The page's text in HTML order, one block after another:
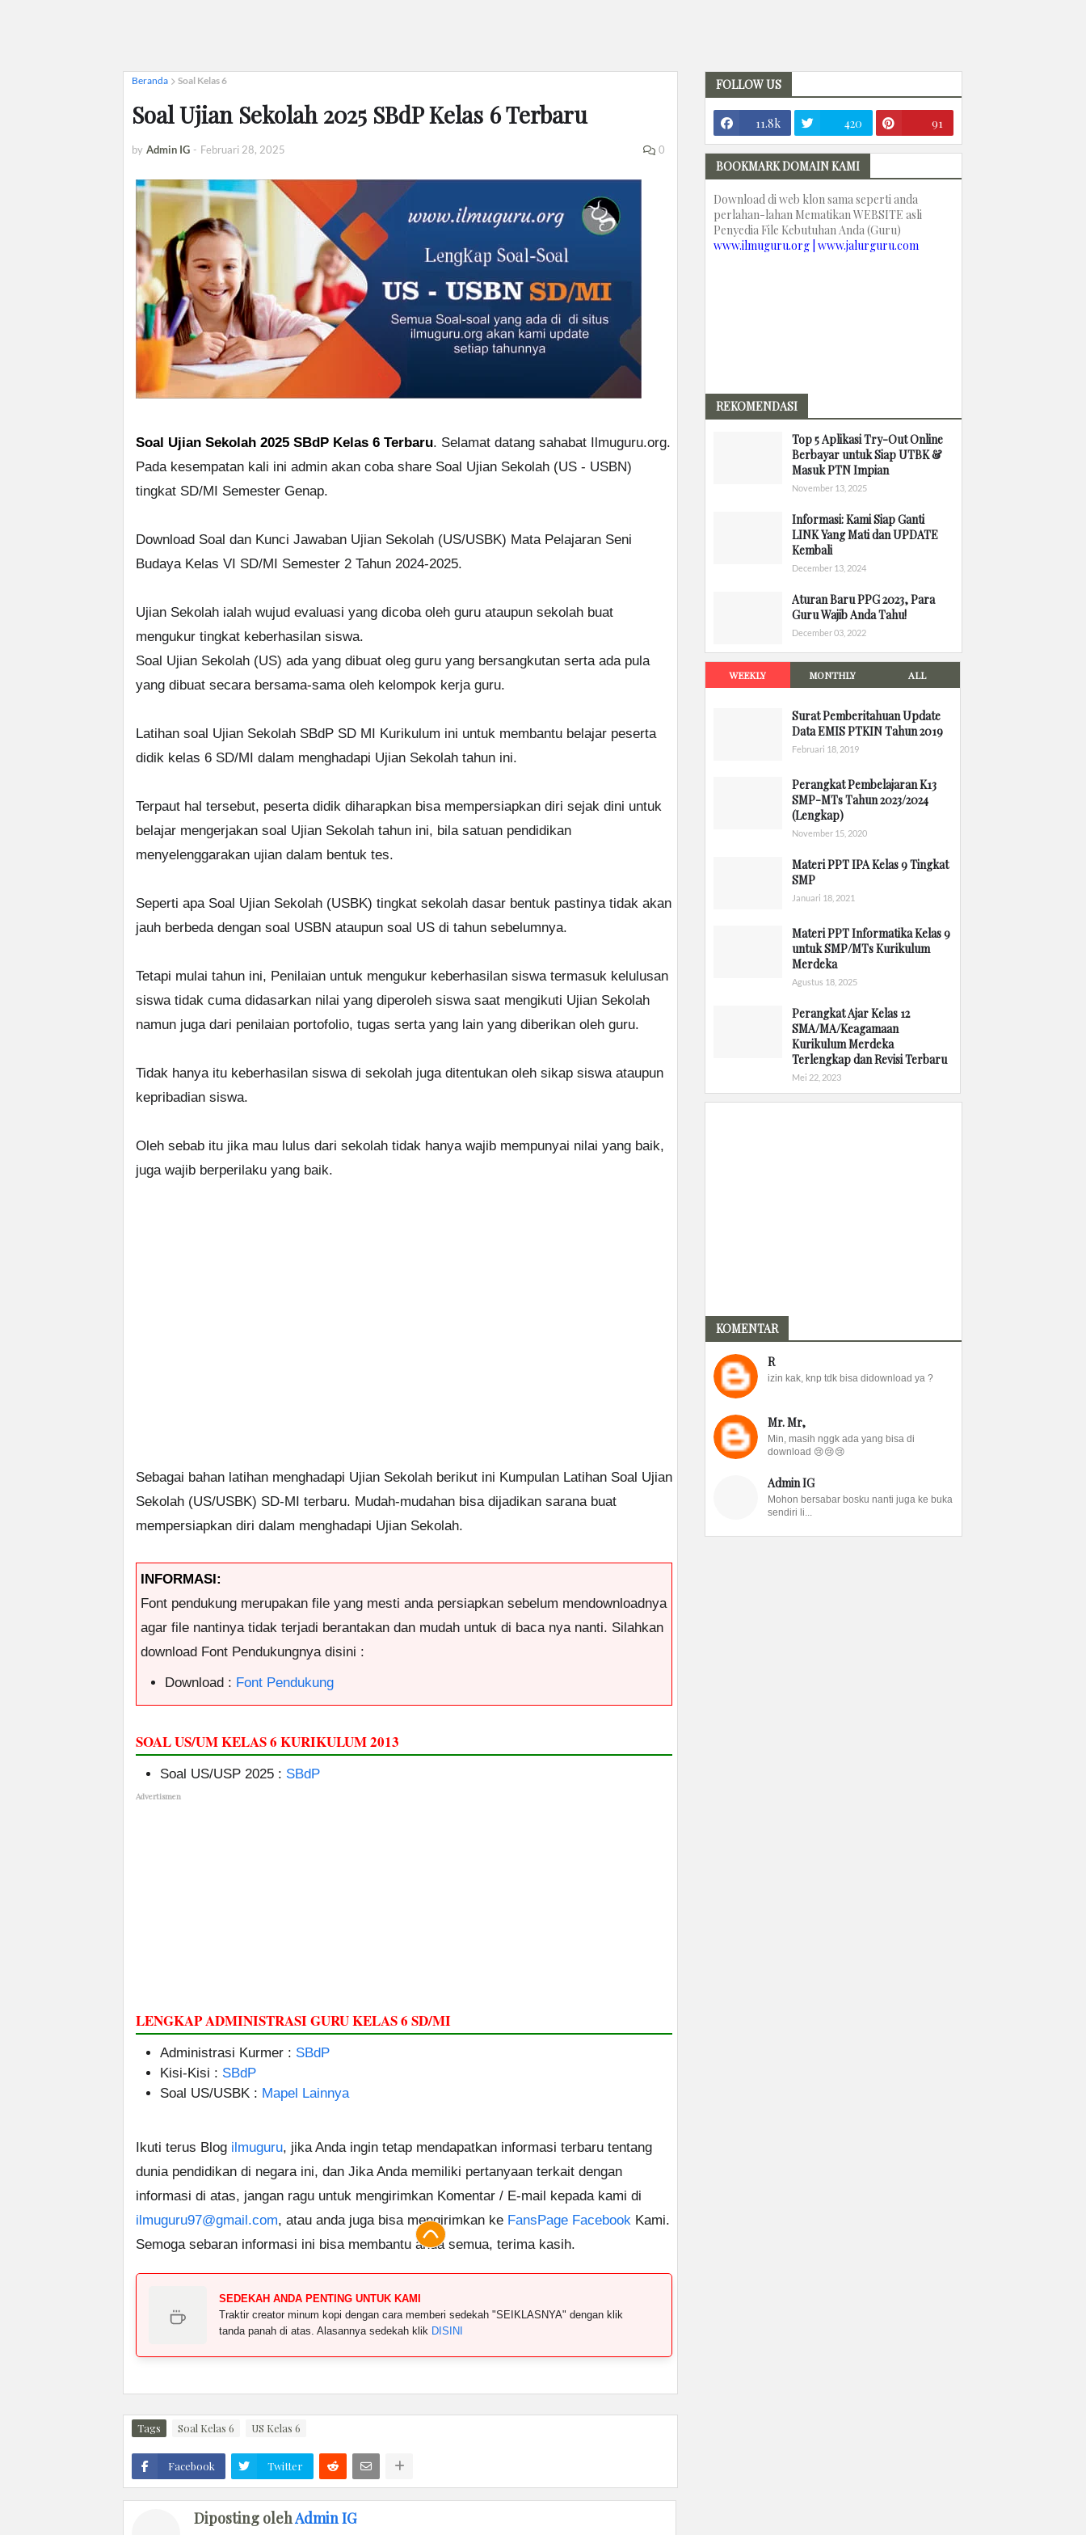
Beranda Soal Kelas 6
Soal Ujian Sekolah 2025 SBdP Kelas 6 Terbaru
by Admin IG - Februari 28, 2025 0
Soal Ujian Sekolah 2025 SBdP Kelas 6 Terbaru. Selamat datang sahabat Ilmuguru.org.
Pada kesempatan kali ini admin akan coba share Soal Ujian Sekolah (US - USBN)
tingkat SD/MI Semester Genap.
Download Soal dan Kunci Jawaban Ujian Sekolah (US/USBK) Mata Pelajaran Seni
Budaya Kelas VI SD/MI Semester 2 Tahun 2024-2025.
Ujian Sekolah ialah wujud evaluasi yang dicoba oleh guru ataupun sekolah buat
mengukur tingkat keberhasilan siswa.
Soal Ujian Sekolah (US) ada yang dibuat oleg guru yang bersangkutan serta ada pula
yang dibuat secara bersama-sama oleh kelompok kerja guru.
Latihan soal Ujian Sekolah SBdP SD MI Kurikulum ini untuk membantu belajar peserta
didik kelas 6 SD/MI dalam menghadapi Ujian Sekolah tahun ini.
Terpaut hal tersebut, peserta didik diharapkan bisa mempersiapkan diri sejak dini untuk
belajar mengerjakan soal Ujian Sekolah tahun ini, bila satuan pendidikan
menyelenggarakan ujian dalam bentuk tes.
Seperti apa Soal Ujian Sekolah (USBK) tingkat sekolah dasar bentuk pastinya tidak akan
jauh berbeda dengan soal USBN ataupun soal US di tahun sebelumnya.
Tetapi mulai tahun ini, Penilaian untuk mengukur keberhasilan siswa termasuk kelulusan
siswa tidak cuma didasarkan nilai yang diperoleh siswa saat mengikuti Ujian Sekolah
namun juga dari penilaian portofolio, tugas serta yang lain yang diberikan oleh guru.
Tidak hanya itu keberhasilan siswa di sekolah juga ditentukan oleh sikap siswa ataupun
kepribadian siswa.
Oleh sebab itu jika mau lulus dari sekolah tidak hanya wajib mempunyai nilai yang baik,
juga wajib berperilaku yang baik.
Sebagai bahan latihan menghadapi Ujian Sekolah berikut ini Kumpulan Latihan Soal Ujian
Sekolah (US/USBK) SD-MI terbaru. Mudah-mudahan bisa dijadikan sarana buat
mempersiapkan diri dalam menghadapi Ujian Sekolah.
INFORMASI:
Font pendukung merupakan file yang mesti anda persiapkan sebelum mendownloadnya
agar file nantinya tidak terjadi berantakan dan mudah untuk di baca nya nanti. Silahkan
download Font Pendukungnya disini :
Download : Font Pendukung
SOAL US/UM KELAS 6 KURIKULUM 2013
Soal US/USP 2025 : SBdP
Advertismen
LENGKAP ADMINISTRASI GURU KELAS 6 SD/MI
Administrasi Kurmer : SBdP
Kisi-Kisi : SBdP
Soal US/USBK : Mapel Lainnya
Ikuti terus Blog ilmuguru, jika Anda ingin tetap mendapatkan informasi terbaru tentang
dunia pendidikan di negara ini, dan Jika Anda memiliki pertanyaan terkait dengan
informasi di atas, jangan ragu untuk mengirimkan Komentar / E-mail kepada kami di
ilmuguru97@gmail.com, atau anda juga bisa mengirimkan ke FansPage Facebook Kami.
Semoga sebaran informasi ini bisa membantu anda semua, terima kasih.
SEDEKAH ANDA PENTING UNTUK KAMI
Traktir creator minum kopi dengan cara memberi sedekah "SEIKLASNYA" dengan klik
tanda panah di atas. Alasannya sedekah klik DISINI
Tags Soal Kelas 6 US Kelas 6
Facebook Twitter
Diposting olehAdmin IG
FOLLOW US
11.8k 420 91
BOOKMARK DOMAIN KAMI
Download di web klon sama seperti anda
perlahan-lahan Mematikan WEBSITE asli
Penyedia File Kebutuhan Anda (Guru)
www.ilmuguru.org | www.jalurguru.com
REKOMENDASI
Top 5 Aplikasi Try-Out Online
Berbayar untuk Siap UTBK &
Masuk PTN Impian
November 13, 2025
Informasi: Kami Siap Ganti
LINK Yang Mati dan UPDATE
Kembali
December 13, 2024
Aturan Baru PPG 2023, Para
Guru Wajib Anda Tahu!
December 03, 2022
WEEKLY MONTHLY ALL
Surat Pemberitahuan Update
Data EMIS PTKIN Tahun 2019
Februari 18, 2019
Perangkat Pembelajaran K13
SMP-MTs Tahun 2023/2024
(Lengkap)
November 15, 2020
Materi PPT IPA Kelas 9 Tingkat
SMP
Januari 18, 2021
Materi PPT Informatika Kelas 9
untuk SMP/MTs Kurikulum
Merdeka
Agustus 18, 2025
Perangkat Ajar Kelas 12
SMA/MA/Keagamaan
Kurikulum Merdeka
Terlengkap dan Revisi Terbaru
Mei 22, 2023
KOMENTAR
R
izin kak, knp tdk bisa didownload ya ?
Mr. Mr,
Min, masih nggk ada yang bisa di
download 😢😢😢
Admin IG
Mohon bersabar bosku nanti juga ke buka
sendiri li...